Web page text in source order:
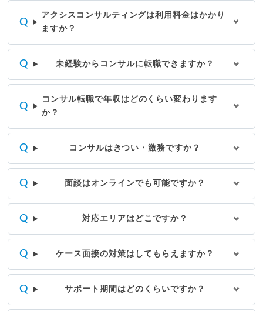
アクシスコンサルティングは利用料金はかかり
ますか？
未経験からコンサルに転職できますか？
コンサル転職で年収はどのくらい変わります
か？
コンサルはきつい・激務ですか？
面談はオンラインでも可能ですか？
対応エリアはどこですか？
ケース面接の対策はしてもらえますか？
サポート期間はどのくらいですか？